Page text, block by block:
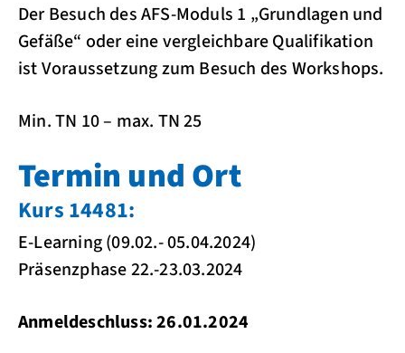
Der Besuch des AFS-Moduls 1 „Grundlagen und
Gefäße“ oder eine vergleichbare Qualifikation
ist Voraussetzung zum Besuch des Workshops.
Min. TN 10 – max. TN 25
Termin und Ort
Kurs 14481:
E-Learning (09.02.- 05.04.2024)
Präsenzphase 22.-23.03.2024
Anmeldeschluss: 26.01.2024